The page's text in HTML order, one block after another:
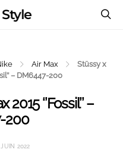
Air Max
Stüssy x
– DM6447-200
‘’Fossil’’ –
200
JUIN 2022